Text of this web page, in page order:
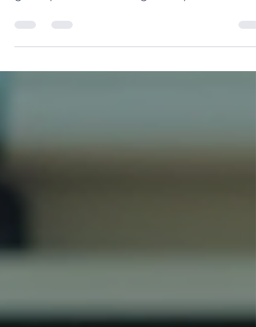
La vida está llena de oportunidades para